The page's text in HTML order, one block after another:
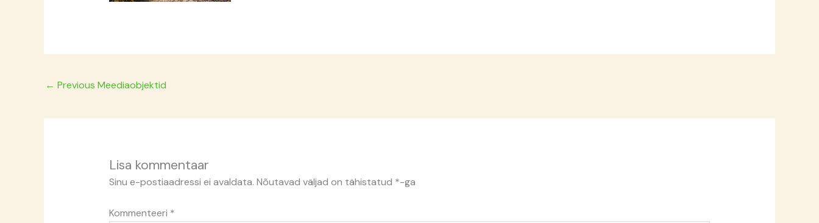
← Previous Meediaobjektid
Lisa kommentaar
Sinu e-postiaadressi ei avaldata. Nõutavad väljad on tähistatud *-ga
Kommenteeri *